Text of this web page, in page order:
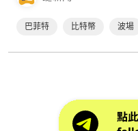
巴菲特 比特幣 波場